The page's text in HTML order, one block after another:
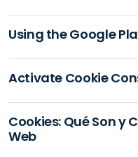
Using the Google
Activate Cookie
Cookies: Qué Son y
Web